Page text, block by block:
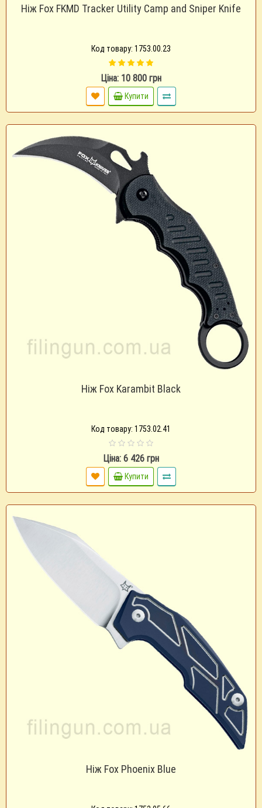
Ніж Fox FKMD Tracker Utility Camp and Sniper Knife
Код товару: 1753.00.23
Ціна: 10 800 грн
Купити
Ніж Fox Karambit Black
Код товару: 1753.02.41
Ціна: 6 426 грн
Купити
Ніж Fox Phoenix Blue